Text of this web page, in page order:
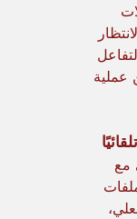
مع